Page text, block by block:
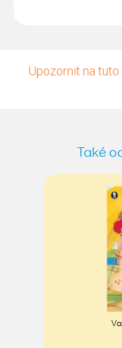
Upozornit na
Také